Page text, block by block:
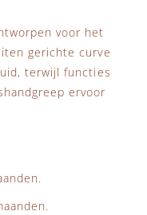
voor het
gerichte curve
terwijl functies
ervoor